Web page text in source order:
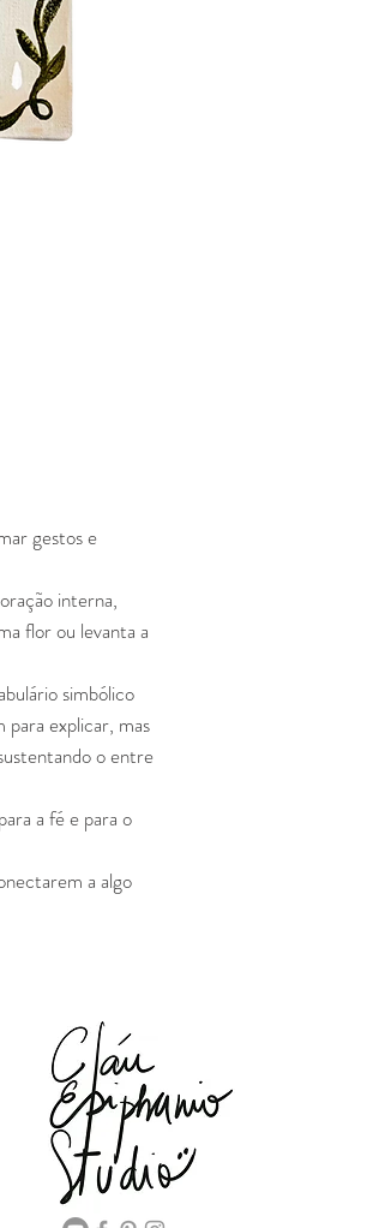
gestos e
interna,
flor ou levanta a
simbólico
para explicar, mas
o entre
a fé e para o
a algo